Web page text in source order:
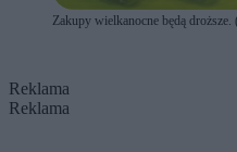
Zakupy wielkanocne będą
Reklama
Reklama